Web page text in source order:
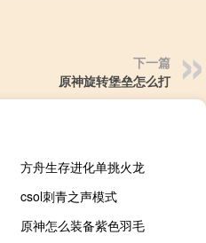
下一篇
原神旋转堡垒怎么打
方舟生存进化单挑火龙
csol刺青之声模式
原神怎么装备紫色羽毛